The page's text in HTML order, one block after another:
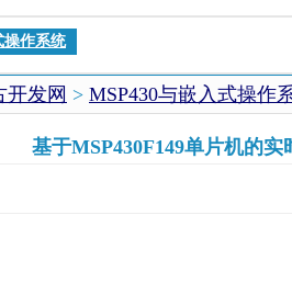
操作系统
开发网 > MSP430与嵌入式操作
基于MSP430F149单片机的